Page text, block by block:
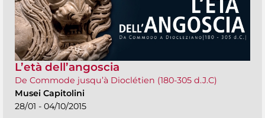
L’età dell’angoscia
De Commode jusqu’à Dioclétien (180-305 d.J.C)
Musei Capitolini
28/01 - 04/10/2015